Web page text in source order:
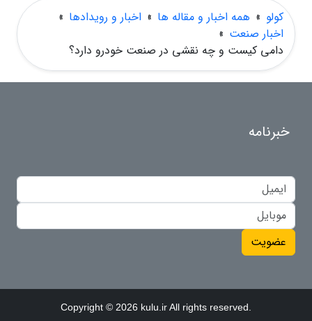
کولو » همه اخبار و مقاله ها » اخبار و رویدادها »
اخبار صنعت »
دامی کیست و چه نقشی در صنعت خودرو دارد؟
خبرنامه
عضویت
Copyright © 2026 kulu.ir All rights reserved.